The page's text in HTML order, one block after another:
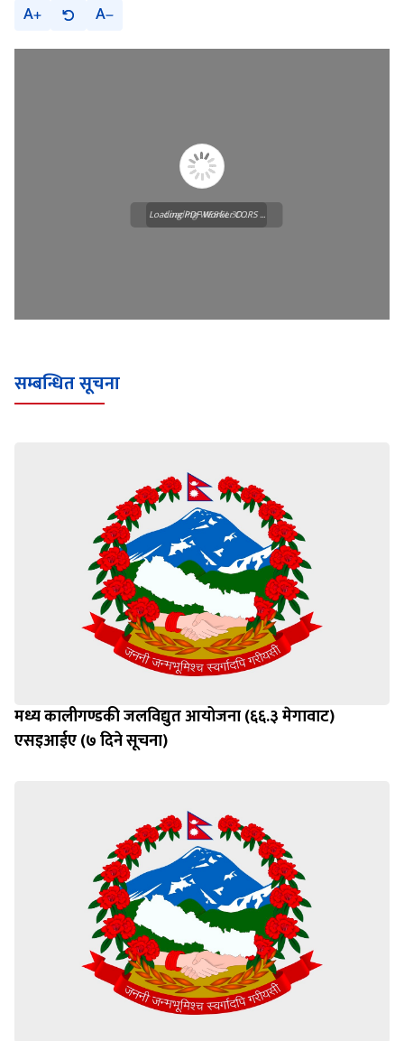
A A
Loading WEBGL 3D ...
Loading PDF Worker CORS ...
सम्बन्धित सूचना
मध्य कालीगण्डकी जलविद्युत आयोजना (६६.३ मेगावाट)
एसइआईए (७ दिने सूचना)